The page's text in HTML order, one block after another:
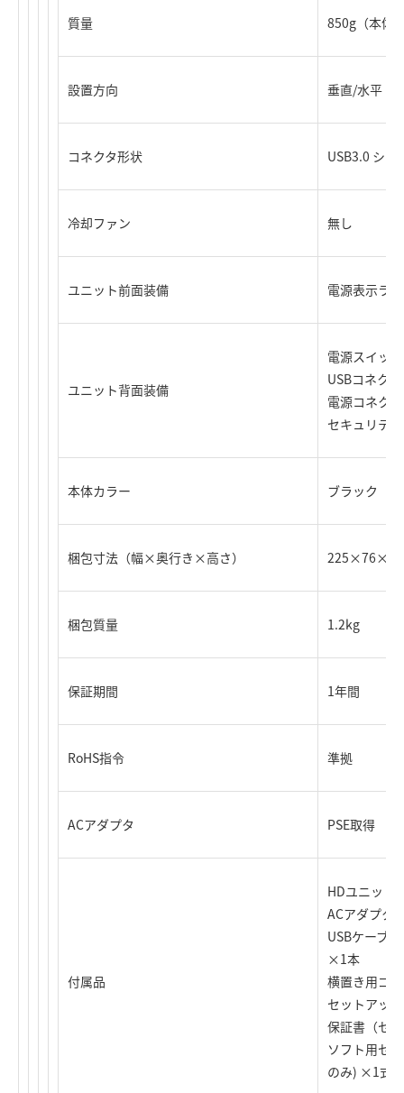
質量 850g（本体
設置方向 垂直/水平
コネクタ形状 USB3.0 シ
冷却ファン 無し
ユニット前面装備 電源表示ラ
ユニット背面装備
電源スイッ
USBコネク
電源コネク
セキュリテ
本体カラー ブラック
梱包寸法（幅×奥行き×高さ）
梱包質量 1.2kg
保証期間 1年間
RoHS指令 準拠
ACアダプタ PSE取得
付属品
HDユニット
ACアダプタ
USBケーブ
×1本
横置き用ゴ
セットアッ
保証書（セ
ソフト用セ
のみ) ×1式